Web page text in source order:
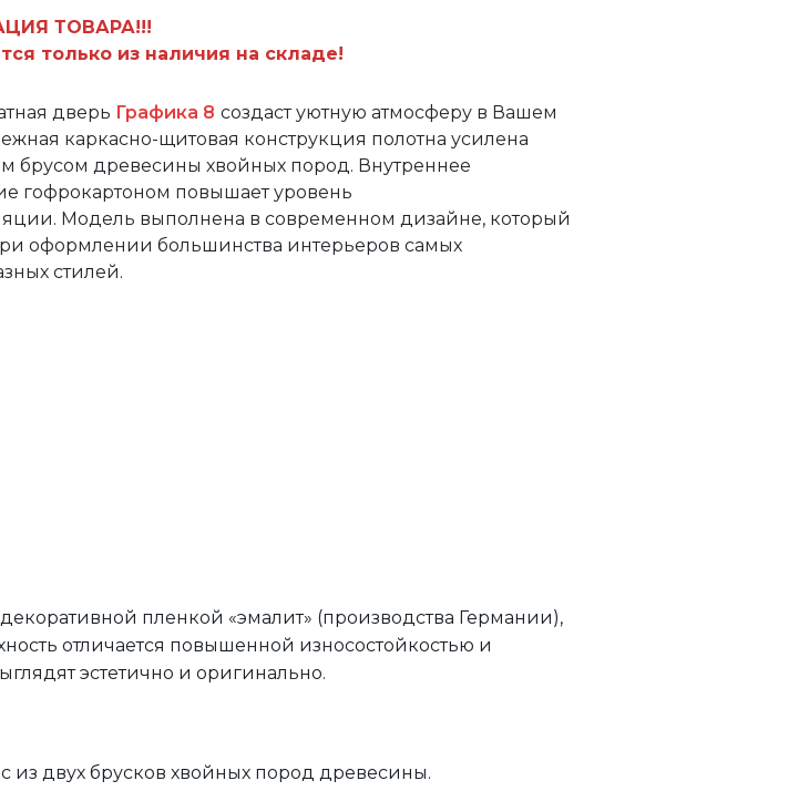
ТОВАРА!!!
только из наличия на складе!
дверь Графика 8 создаст уютную атмосферу в Вашем
каркасно-щитовая конструкция полотна усилена
брусом древесины хвойных пород. Внутреннее
гофрокартоном повышает уровень
Модель выполнена в современном дизайне, который
оформлении большинства интерьеров самых
стилей.
пленкой «эмалит» (производства Германии),
отличается повышенной износостойкостью и
эстетично и оригинально.
из двух брусков хвойных пород древесины.